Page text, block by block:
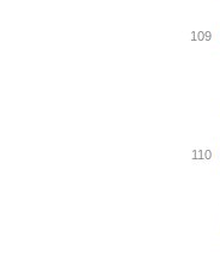
109
110